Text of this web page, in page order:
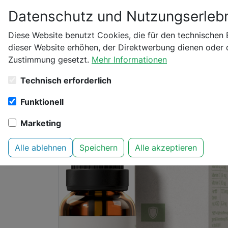
Startseite CBD Vital CBD ÖL CBD
Bitte bestätige
Bist du schon 18
Datenschutz und
Diese Website benutzt Cookies, die für den
dieser Website erhöhen, der Direktwerbung dienen
Zustimmung gesetzt. Mehr Informationen
Technisch erforderlich
Funktionell
Marketing
Alle ablehnen Speichern Alle akzeptieren